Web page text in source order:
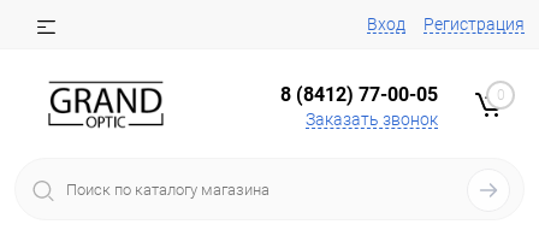
Вход Регистрация
8 (8412) 77-00-05
Заказать звонок
0